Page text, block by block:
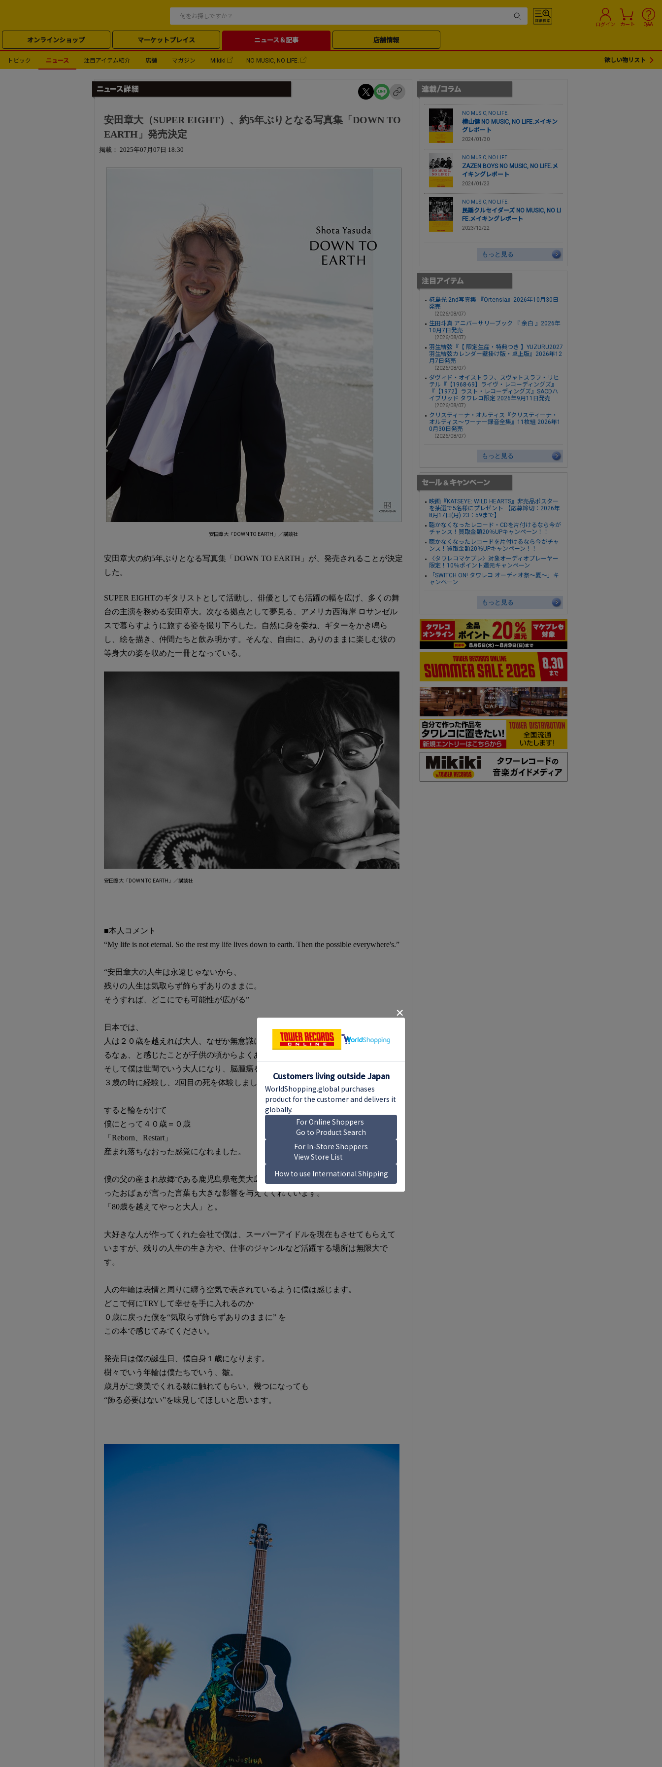
ログイン カート Q&A
オンラインショップ マーケットプレイス ニュース＆記事 店舗情報
トピック ニュース 注目アイテム紹介 店舗 マガジン Mikiki NO MUSIC, NO LIFE. 欲しい物リスト
安田章大（SUPER EIGHT）、約5年ぶりとなる写真集「DOWN TO
EARTH」発売決定
掲載： 2025年07月07日 18:30
安田章大「DOWN TO EARTH」／講談社
安田章大の約5年ぶりとなる写真集「DOWN TO EARTH」が、発売されることが決定
した。
SUPER EIGHTのギタリストとして活動し、俳優としても活躍の幅を広げ、多くの舞
台の主演を務める安田章大。次なる拠点として夢見る、アメリカ西海岸 ロサンゼル
スで暮らすように旅する姿を撮り下ろした。自然に身を委ね、ギターをかき鳴ら
し、絵を描き、仲間たちと飲み明かす。そんな、自由に、ありのままに楽しむ彼の
等身大の姿を収めた一冊となっている。
安田章大「DOWN TO EARTH」／講談社
■本人コメント
“My life is not eternal. So the rest my life lives down to earth. Then the possible everywhere's.”
“安田章大の人生は永遠じゃないから、
残りの人生は気取らず飾らずありのままに。
そうすれば、どこにでも可能性が広がる”
日本では、
人は２０歳を越えれば大人、なぜか無意識に２０年ごとに区切りをつける習慣があ
るなぁ、と感じたことが子供の頃からよくありました。
そして僕は世間でいう大人になり、脳腫瘍を３２歳、その1年後、術後てんかんを３
３歳の時に経験し、2回目の死を体験しました。
すると輪をかけて
僕にとって４０歳＝０歳
「Reborn、Restart」
産まれ落ちなおった感覚になれました。
僕の父の産まれ故郷である鹿児島県奄美大島、加計呂麻島で、たまたま道ですれ違
ったおばぁが言った言葉も大きな影響を与えてくれています。
「80歳を越えてやっと大人」と。
大好きな人が作ってくれた会社で僕は、スーパーアイドルを現在もさせてもらえて
いますが、残りの人生の生き方や、仕事のジャンルなど活躍する場所は無限大で
す。
人の年輪は表情と周りに纏う空気で表されているように僕は感じます。
どこで何にTRYして幸せを手に入れるのか
０歳に戻った僕を“気取らず飾らずありのままに” を
この本で感じてみてください。
発売日は僕の誕生日、僕自身１歳になります。
樹々でいう年輪は僕たちでいう、皺。
歳月がご褒美でくれる皺に触れてもらい、幾つになっても
“飾る必要はない”を味見してほしいと思います。
NO MUSIC, NO LIFE.
横山健 NO MUSIC, NO LIFE.メイキン
グレポート
2024/01/30
NO MUSIC, NO LIFE.
ZAZEN BOYS NO MUSIC, NO LIFE.メ
イキングレポート
2024/01/23
NO MUSIC, NO LIFE.
民謡クルセイダーズ NO MUSIC, NO LI
FE.メイキングレポート
2023/12/22
もっと見る
椛島光 2nd写真集 『Ortensia』2026年10月30日
発売
（2026/08/07）
生田斗真 アニバーサリーブック 『 余白 』2026年
10月7日発売
（2026/08/07）
羽生結弦『【 限定生産・特典つき 】YUZURU2027
羽生結弦カレンダー壁掛け版・卓上版』2026年12
月7日発売
（2026/08/07）
ダヴィド・オイストラフ、スヴャトスラフ・リヒ
テル『【1968-69】ライヴ・レコーディングズ』
『【1972】ラスト・レコーディングズ』SACDハ
イブリッド タワレコ限定 2026年9月11日発売
（2026/08/07）
クリスティーナ・オルティス『クリスティーナ・
オルティス～ワーナー録音全集』11枚組 2026年1
0月30日発売
（2026/08/07）
もっと見る
映画『KATSEYE: WILD HEARTS』非売品ポスター
を抽選で5名様にプレゼント 【応募締切：2026年
8月17日(月) 23：59まで】
聴かなくなったレコード・CDを片付けるなら今が
チャンス！買取金額20％UPキャンペーン！！
聴かなくなったレコードを片付けるなら今がチャ
ンス！買取金額20％UPキャンペーン！！
〈タワレコマケプレ〉対象オーディオプレーヤー
限定！10％ポイント還元キャンペーン
「SWITCH ON! タワレコ オーディオ祭～夏～」キ
ャンペーン
もっと見る